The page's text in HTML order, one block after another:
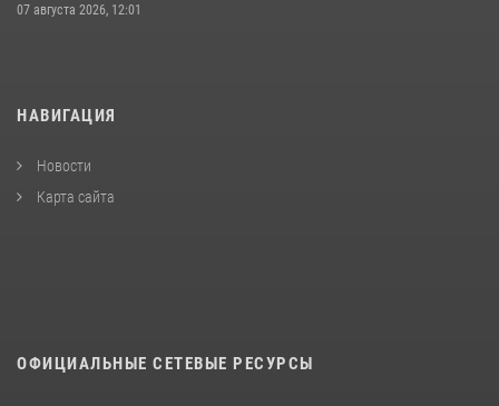
07 августа 2026, 12:01
НАВИГАЦИЯ
Новости
Карта сайта
ОФИЦИАЛЬНЫЕ СЕТЕВЫЕ РЕСУРСЫ